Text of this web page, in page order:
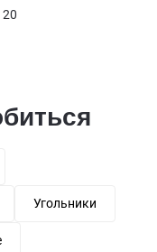
Угольники